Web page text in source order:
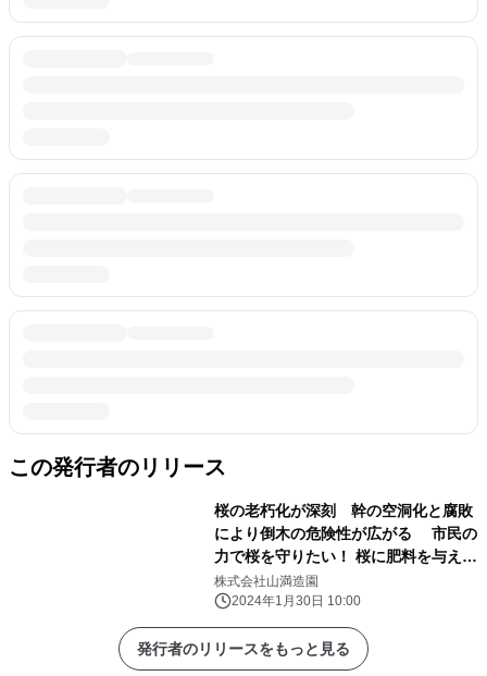
この発行者のリリース
桜の老朽化が深刻 幹の空洞化と腐敗
により倒木の危険性が広がる 市民の
力で桜を守りたい！ 桜に肥料を与える
イベントを泉大津市にて2月開催
株式会社山満造園
2024年1月30日 10:00
発行者のリリースをもっと見る